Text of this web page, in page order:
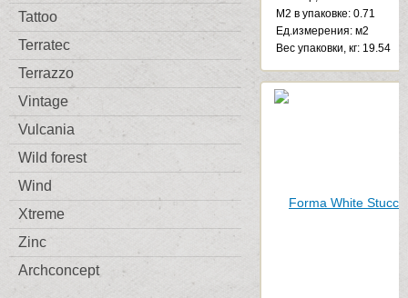
Tattoo
Terratec
Terrazzo
Vintage
Vulcania
Wild forest
Wind
Xtreme
Zinc
Archconcept
М2 в упаковке: 0.71
Ед.измерения: м2
Веc упаковки, кг: 19.54